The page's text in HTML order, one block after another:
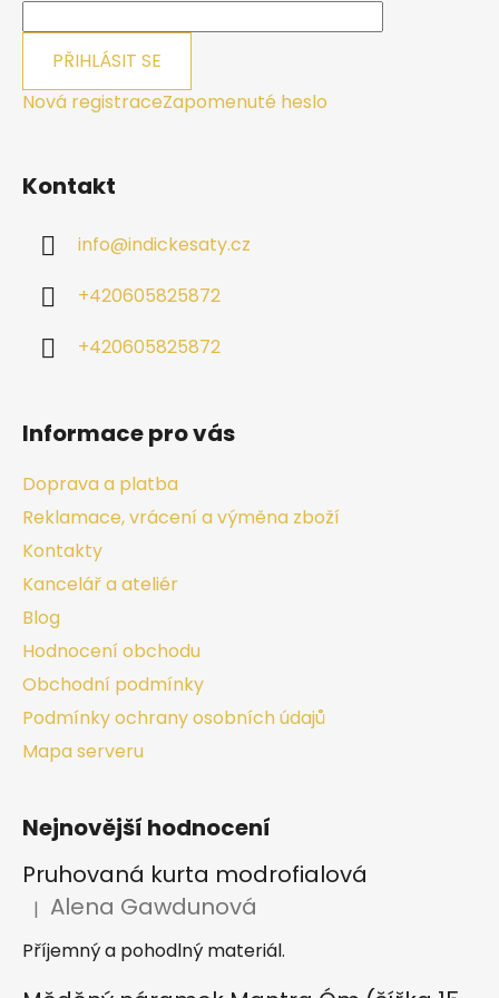
PŘIHLÁSIT SE
Nová registraceZapomenuté heslo
Kontakt
info@indickesaty.cz
+420605825872
+420605825872
Informace pro vás
Doprava a platba
Reklamace, vrácení a výměna zboží
Kontakty
Kancelář a ateliér
Blog
Hodnocení obchodu
Obchodní podmínky
Podmínky ochrany osobních údajů
Mapa serveru
Nejnovější hodnocení
Pruhovaná kurta modrofialová
Hodnocení produktu je 5 z 5 hvězdiček.
| Alena Gawdunová
Příjemný a pohodlný materiál.